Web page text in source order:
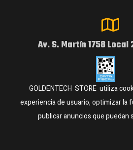
Av. S. Martín 1758 Local
GOLDENTECH STORE utiliza
experiencia de usuario, optimizar la
publicar anuncios que puedan